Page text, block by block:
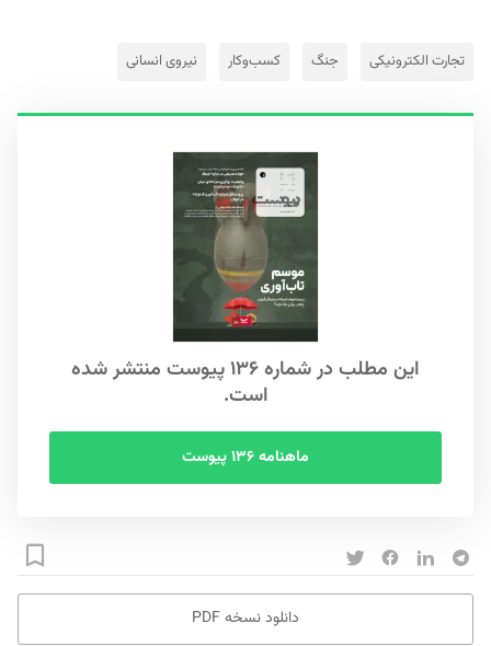
تجارت الکترونیکی جنگ کسب‌وکار نیروی انسانی
این مطلب در شماره ۱۳۶ پیوست منتشر شده
است.
ماهنامه ۱۳۶ پیوست
دانلود نسخه PDF